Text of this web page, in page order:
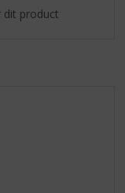
dit product